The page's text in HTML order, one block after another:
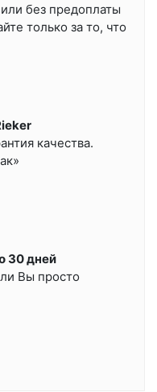
без предоплаты
только за то, что
качества.
30 дней
Вы просто